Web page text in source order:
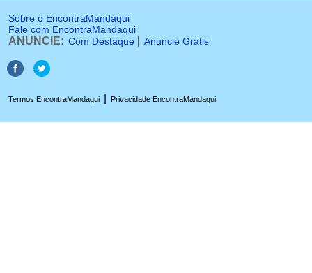
Sobre o EncontraMandaqui
Fale com EncontraMandaqui
ANUNCIE: Com Destaque Anuncie Grátis
Termos EncontraMandaqui Privacidade EncontraMandaqui